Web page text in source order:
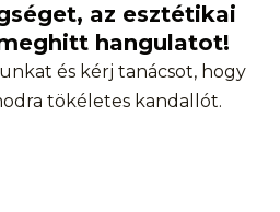
az esztétikai
hangulatot!
és kérj tanácsot, hogy
tökéletes kandallót.